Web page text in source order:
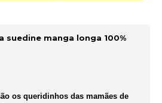
suedine manga longa 100%
os queridinhos das mamães de